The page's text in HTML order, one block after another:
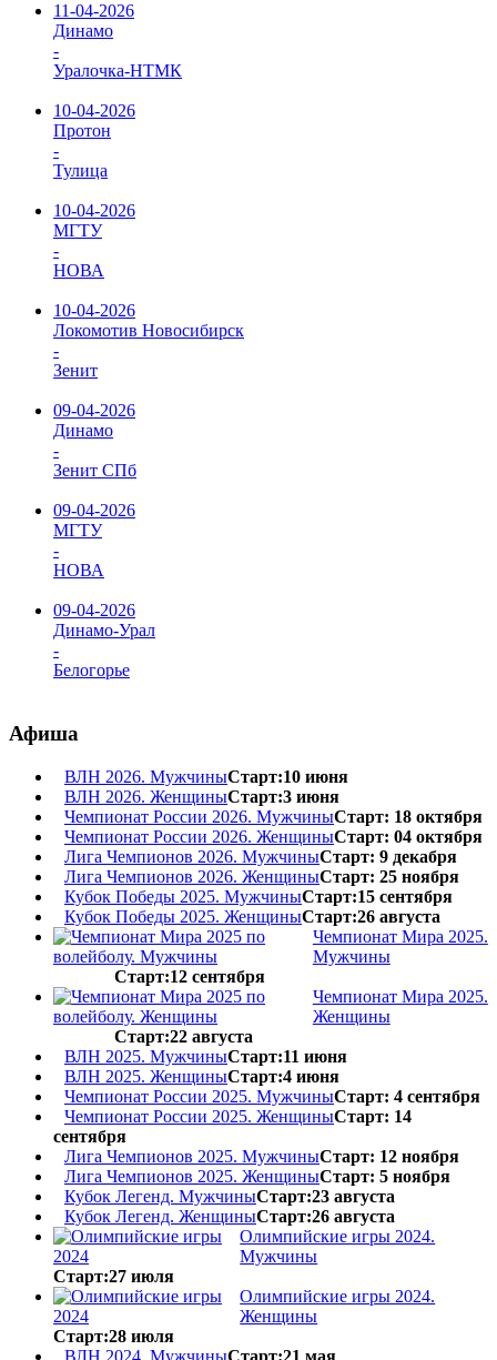
11-04-2026
Динамо
-
Уралочка-НТМК
10-04-2026
Протон
-
Тулица
10-04-2026
МГТУ
-
НОВА
10-04-2026
Локомотив Новосибирск
-
Зенит
09-04-2026
Динамо
-
Зенит СПб
09-04-2026
МГТУ
-
НОВА
09-04-2026
Динамо-Урал
-
Белогорье
Афиша
ВЛН 2026. МужчиныСтарт:10 июня
ВЛН 2026. ЖенщиныСтарт:3 июня
Чемпионат России 2026. МужчиныСтарт: 18 октября
Чемпионат России 2026. ЖенщиныСтарт: 04 октября
Лига Чемпионов 2026. МужчиныСтарт: 9 декабря
Лига Чемпионов 2026. ЖенщиныСтарт: 25 ноября
Кубок Победы 2025. МужчиныСтарт:15 сентября
Кубок Победы 2025. ЖенщиныСтарт:26 августа
Чемпионат Мира 2025.
Мужчины
Старт:12 сентября
Чемпионат Мира 2025.
Женщины
Старт:22 августа
ВЛН 2025. МужчиныСтарт:11 июня
ВЛН 2025. ЖенщиныСтарт:4 июня
Чемпионат России 2025. МужчиныСтарт: 4 сентября
Чемпионат России 2025. ЖенщиныСтарт: 14
сентября
Лига Чемпионов 2025. МужчиныСтарт: 12 ноября
Лига Чемпионов 2025. ЖенщиныСтарт: 5 ноября
Кубок Легенд. МужчиныСтарт:23 августа
Кубок Легенд. ЖенщиныСтарт:26 августа
Олимпийские игры 2024.
Мужчины
Старт:27 июля
Олимпийские игры 2024.
Женщины
Старт:28 июля
ВЛН 2024. МужчиныСтарт:21 мая